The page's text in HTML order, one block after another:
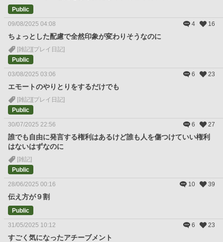
Public
09/08/2025 04:08 4 16
ちょっとした配慮で全然印象が変わりそうなのに
[雑記] [プレイ日記]
Public
03/08/2025 03:06 6 23
エモートのやりとりをするだけでも
[雑記] [プレイ日記]
Public
30/07/2025 22:56 6 27
誰でも自由に発言する権利はあるけど誰も人を傷つけていい権利
はないはずなのに
[雑記]
Public
28/06/2025 00:16 10 39
伝え方が９割
Public
31/05/2025 10:12 6 23
すごく気になったアチーブメント